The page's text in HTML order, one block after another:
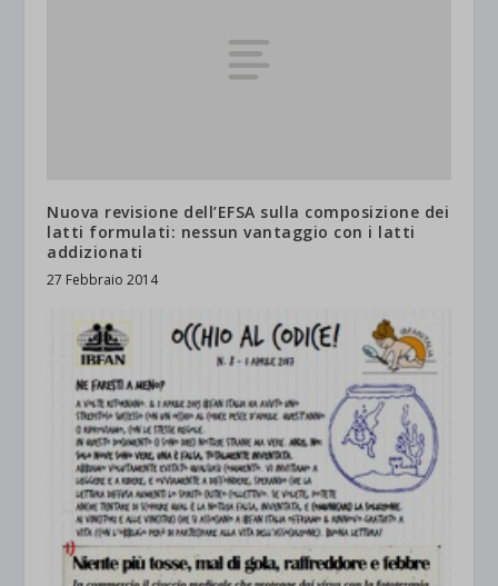
Nuova revisione dell’EFSA sulla composizione dei
latti formulati: nessun vantaggio con i latti
addizionati
27 Febbraio 2014